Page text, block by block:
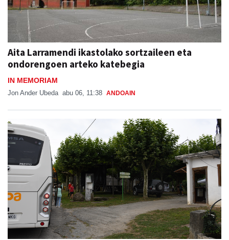
Aita Larramendi ikastolako sortzaileen eta
ondorengoen arteko katebegia
IN MEMORIAM
Jon Ander Ubeda abu 06, 11:38 ANDOAIN